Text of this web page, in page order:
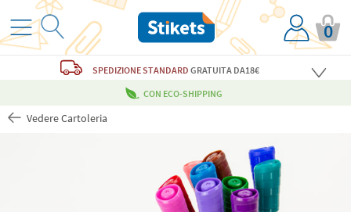
0
SPEDIZIONE STANDARD GRATUITADA18€
CON ECO-SHIPPING
Vedere Cartoleria